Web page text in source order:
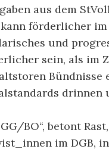
aus dem
kann förderlicher
und
sein, als im
Bündnisse
drinnen
GG/BO“, betont
im DGB,